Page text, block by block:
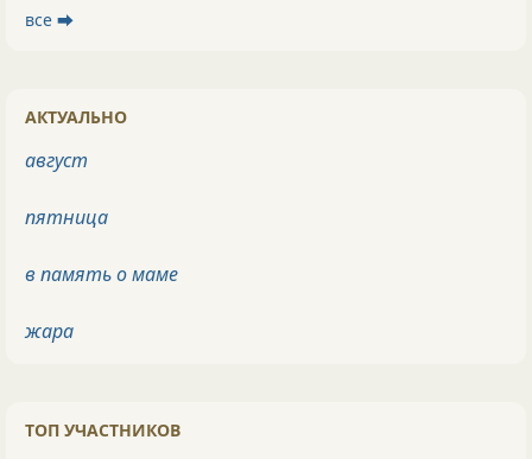
все ⮕
АКТУАЛЬНО
август
пятница
в память о маме
жара
ТОП УЧАСТНИКОВ